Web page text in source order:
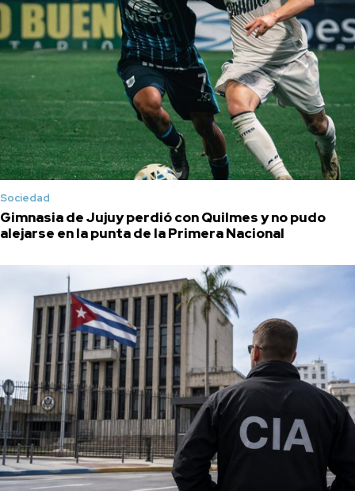
Sociedad
Gimnasia de Jujuy perdió con Quilmes y no pudo
alejarse en la punta de la Primera Nacional